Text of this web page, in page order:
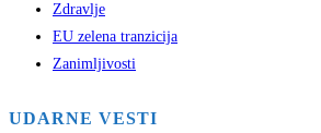
Zdravlje
EU zelena tranzicija
Zanimljivosti
UDARNE VESTI